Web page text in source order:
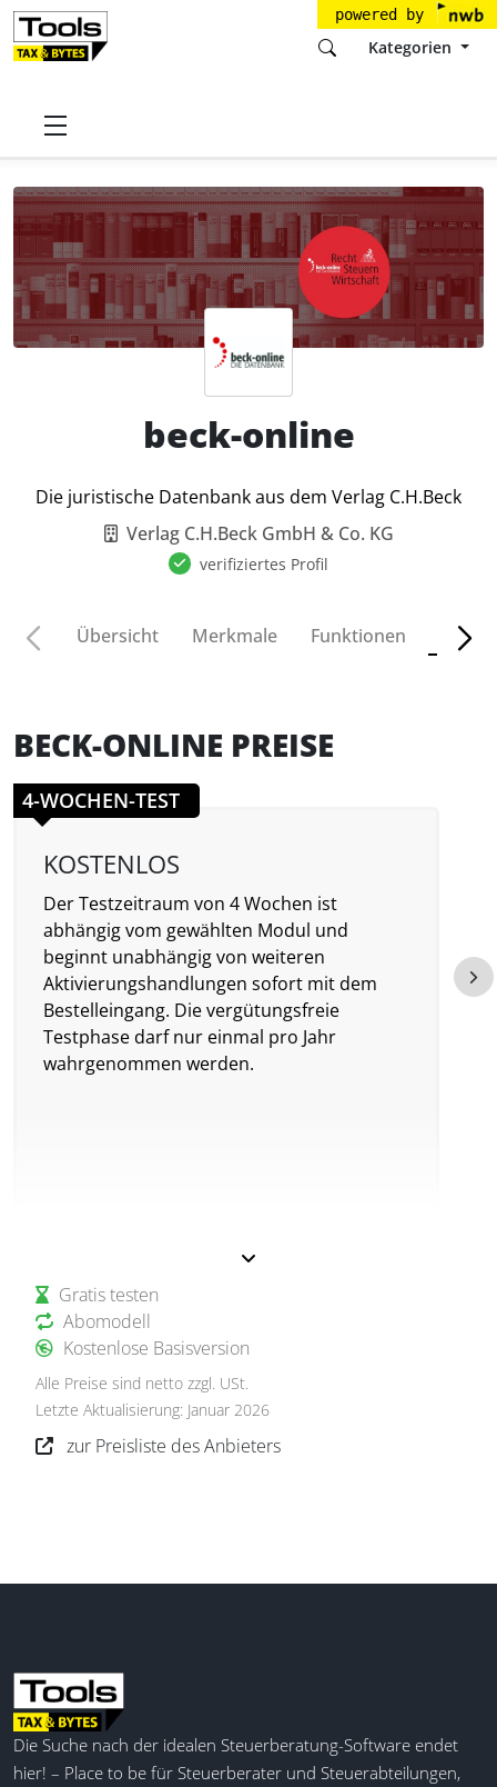
powered by
Kategorien
Startseite
beck-online
Die juristische Datenbank aus dem Verlag C.H.Beck
Verlag C.H.Beck GmbH & Co. KG
verifiziertes Profil
Übersicht Merkmale Funktionen Preise
BECK-ONLINE PREISE
4-WOCHEN-TEST
KOSTENLOS
Der Testzeitraum von 4 Wochen ist
abhängig vom gewählten Modul und
beginnt unabhängig von weiteren
Aktivierungshandlungen sofort mit dem
Bestelleingang. Die vergütungsfreie
Testphase darf nur einmal pro Jahr
wahrgenommen werden.
Gratis testen
Abomodell
Kostenlose Basisversion
Alle Preise sind netto zzgl. USt.
Letzte Aktualisierung: Januar 2026
zur Preisliste des Anbieters
Die Suche nach der idealen Steuerberatung-Software endet
hier! – Place to be für Steuerberater und Steuerabteilungen,